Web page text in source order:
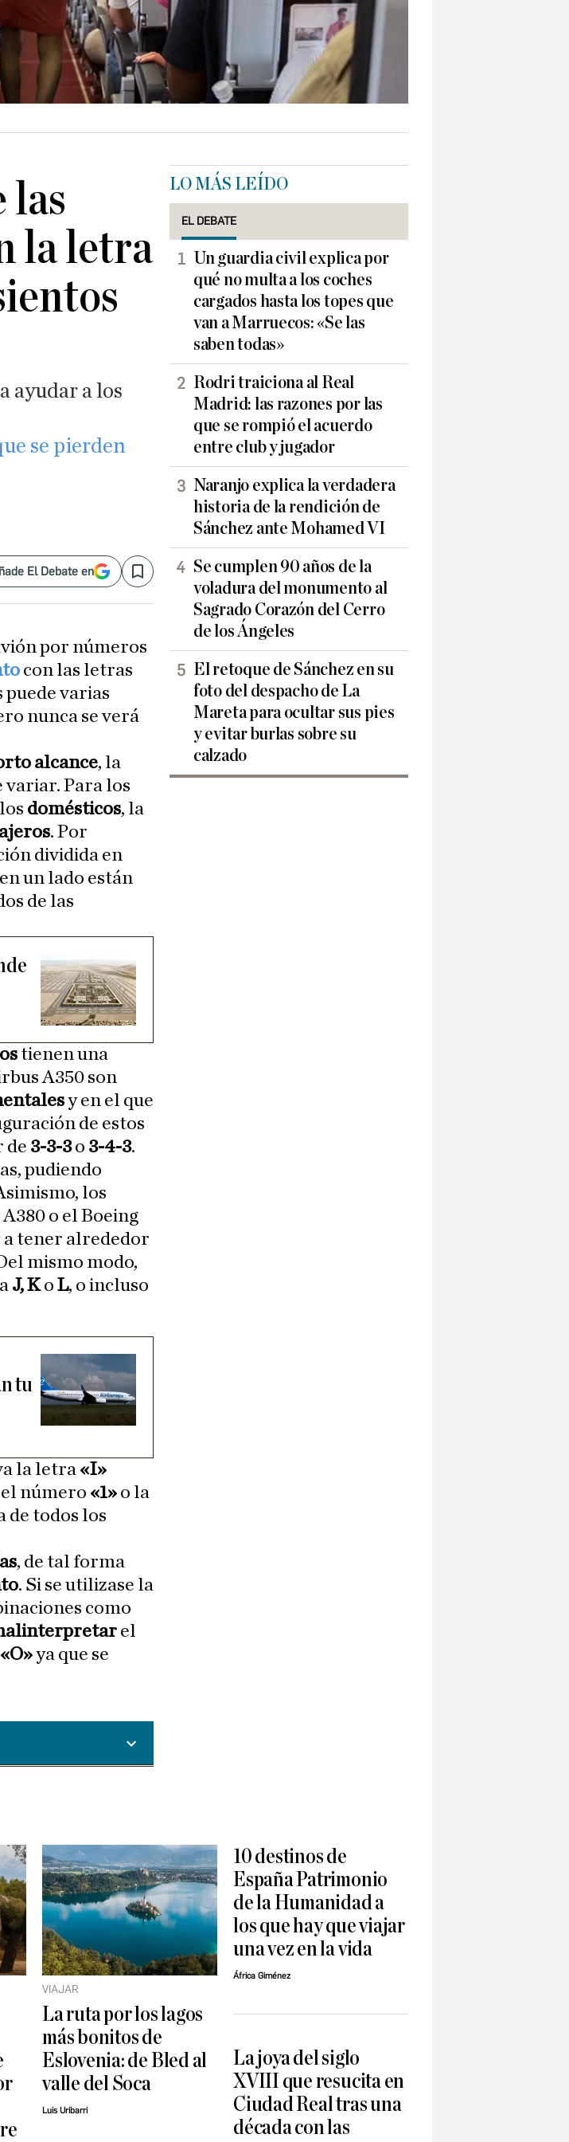
las
la letra
ayudar a los
se pierden
El Debate en Save
por números
con las letras
varias
nunca se verá
alcance, la
variar. Para los
domésticos, la
. Por
dividida en
un lado están
de las
tienen una
A350 son
y en el que
de estos
de 3-3-3o 3-4-3.
pudiendo
los
o el Boeing
a tener alrededor
mismo modo,
J, Ko L, o incluso
tu
la letra «I»
el número «1» o la
de todos los
, de tal forma
. Si se utilizase la
como
el
«O»ya que se
LO MÁS LEÍDO
EL DEBATE
Un guardia civil explica por
qué no multa a los coches
cargados hasta los topes que
van a Marruecos: «Se las
saben todas»
Rodri traiciona al Real
Madrid: las razones por las
que se rompió el acuerdo
entre club y jugador
Naranjo explica la verdadera
historia de la rendición de
Sánchez ante Mohamed VI
Se cumplen 90 años de la
voladura del monumento al
Sagrado Corazón del Cerro
de los Ángeles
El retoque de Sánchez en su
foto del despacho de La
Mareta para ocultar sus pies
y evitar burlas sobre su
calzado
VIAJAR
La ruta por los lagos
más bonitos de
Eslovenia: de Bled al
valle del Soca
Luis Uribarri
10 destinos de
España Patrimonio
de la Humanidad a
los que hay que viajar
una vez en la vida
África Giménez
La joya del siglo
XVIII que resucita en
Ciudad Real tras una
década con las